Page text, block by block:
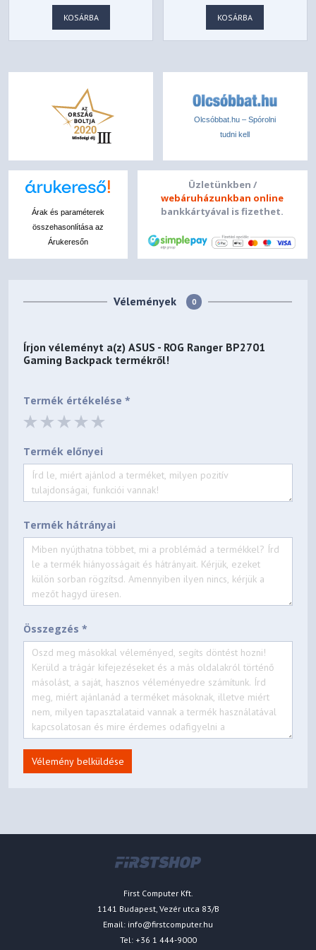
KOSÁRBA
150941-1041
KOSÁRBA
Olcsóbbat.hu – Spórolni
tudni kell
Árak és paraméterek
összehasonlítása az
Árukeresőn
Üzletünkben /
webáruházunkban online
bankkártyával is fizethet.
Vélemények 0
Írjon véleményt a(z)ASUS - ROG Ranger BP2701
Gaming Backpack termékről!
Termék értékelése *
Termék előnyei
Termék hátrányai
Összegzés *
Vélemény belküldése
First Computer Kft.
1141 Budapest, Vezér utca 83/B
Email: info@firstcomputer.hu
Tel: +36 1 444-9000